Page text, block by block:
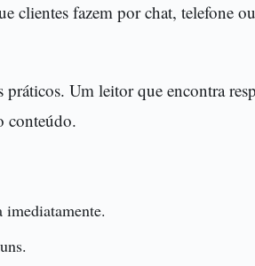
clientes fazem por chat, telefone
Um leitor que encontra
conteúdo.